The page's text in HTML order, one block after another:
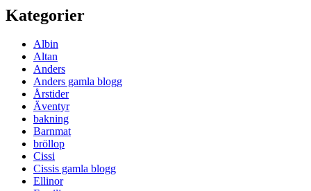
Kategorier
Albin
Altan
Anders
Anders gamla blogg
Årstider
Äventyr
bakning
Barnmat
bröllop
Cissi
Cissis gamla blogg
Ellinor